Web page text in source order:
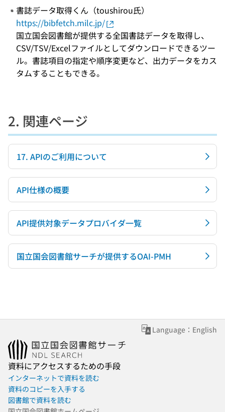
書誌データ取得くん（toushirou氏）
https://bibfetch.milc.jp/
国立国会図書館が提供する全国書誌データを取得し、
CSV/TSV/Excelファイルとしてダウンロードできるツー
ル。書誌項目の指定や順序変更など、出力データをカス
タムすることもできる。
2. 関連ページ
17. APIのご利用について
API仕様の概要
API提供対象データプロバイダ一覧
国立国会図書館サーチが提供するOAI-PMH
Language：English
資料にアクセスするための手段
インターネットで資料を読む
資料のコピーを入手する
図書館で資料を読む